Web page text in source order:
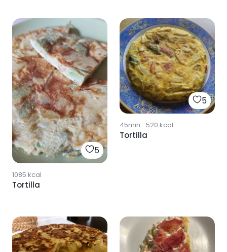
5
1085 kcal
Tortilla
5
45min · 520 kcal
Tortilla